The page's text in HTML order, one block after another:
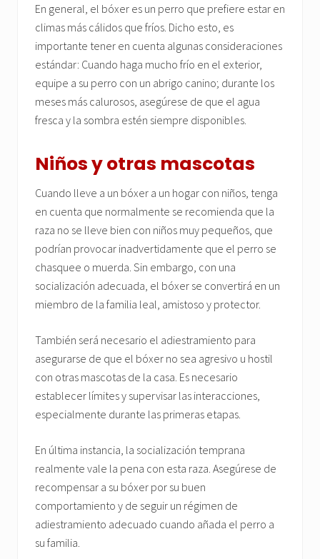
En general, el bóxer es un perro que prefiere estar en
climas más cálidos que fríos. Dicho esto, es
importante tener en cuenta algunas consideraciones
estándar: Cuando haga mucho frío en el exterior,
equipe a su perro con un abrigo canino; durante los
meses más calurosos, asegúrese de que el agua
fresca y la sombra estén siempre disponibles.
Niños y otras mascotas
Cuando lleve a un bóxer a un hogar con niños, tenga
en cuenta que normalmente se recomienda que la
raza no se lleve bien con niños muy pequeños, que
podrían provocar inadvertidamente que el perro se
chasquee o muerda. Sin embargo, con una
socialización adecuada, el bóxer se convertirá en un
miembro de la familia leal, amistoso y protector.
También será necesario el adiestramiento para
asegurarse de que el bóxer no sea agresivo u hostil
con otras mascotas de la casa. Es necesario
establecer límites y supervisar las interacciones,
especialmente durante las primeras etapas.
En última instancia, la socialización temprana
realmente vale la pena con esta raza. Asegúrese de
recompensar a su bóxer por su buen
comportamiento y de seguir un régimen de
adiestramiento adecuado cuando añada el perro a
su familia.